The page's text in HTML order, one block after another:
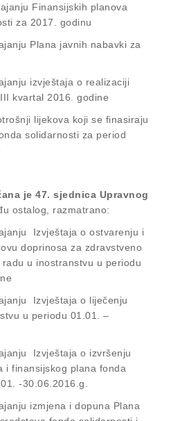
Finansijskih planova
za 2017. godinu
Plana javnih nabavki za
izvještaja o realizaciji
kvartal 2016. godine
lijekova koji se finasiraju
solidarnosti za period
je 47. sjednica Upravnog
ostalog, razmatrano:
Izvještaja o ostvarenju i
doprinosa za zdravstveno
u inostranstvu u periodu
Izvještaja o liječenju
u periodu 01.01. –
Izvještaja o izvršenju
i finansijskog plana fonda
-30.06.2016.g.
izmjena i dopuna Plana